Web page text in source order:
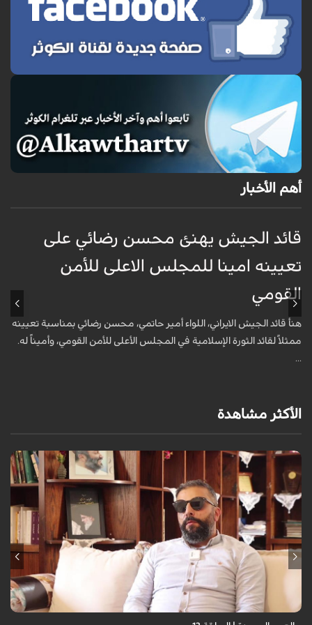
أهم الأخبار
قائد الجيش يهنئ محسن رضائي على
تعيينه امينا للمجلس الاعلى للأمن
القومي
هنأ قائد الجيش الايراني، اللواء أمير حاتمي، محسن رضائي بمناسبة تعيينه
ممثلاً لقائد الثورة الإسلامية في المجلس الأعلى للأمن القومي، وأميناً له.
...
الأكثر مشاهدة
برنامج "بالعين المجردة" هو توثيق إنسانيٌّ شجاعٌ للحياة تحت وطأة الحرب،
حيث نستمع فيه إلى شهاداتٍ حيّةٍ لأشخاص عايشوا التفجيرات والدمار، فنرى